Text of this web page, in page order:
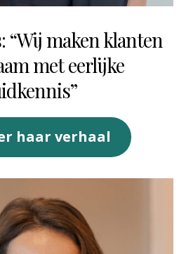
“Wij maken klanten
met eerlijke
haar verhaal